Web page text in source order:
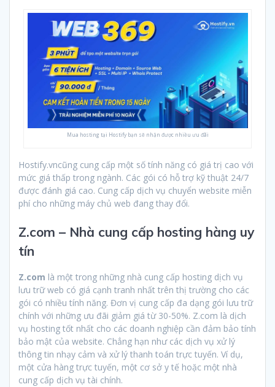
Mua hosting tại Hostify bạn sẽ nhận được nhiều ưu đãi
Hostify.vncũng cung cấp một số tính năng có giá trị cao với
mức giá thấp trong ngành. Các gói có hỗ trợ kỹ thuật 24/7
được đánh giá cao. Cung cấp dịch vụ chuyển website miễn
phí cho những máy chủ web đang thay đổi.
Z.com – Nhà cung cấp hosting hàng uy
tín
Z.com là một trong những nhà cung cấp hosting dịch vụ
lưu trữ web có giá cạnh tranh nhất trên thị trường cho các
gói có nhiều tính năng. Đơn vị cung cấp đa dạng gói lưu trữ
chính với những ưu đãi giảm giá từ 30-50%. Z.com là dịch
vụ hosting tốt nhất cho các doanh nghiệp cần đảm bảo tính
bảo mật của website. Chẳng hạn như các dịch vụ xử lý
thông tin nhạy cảm và xử lý thanh toán trực tuyến. Ví dụ,
một cửa hàng trực tuyến, một cơ sở y tế hoặc một nhà
cung cấp dịch vụ tài chính.